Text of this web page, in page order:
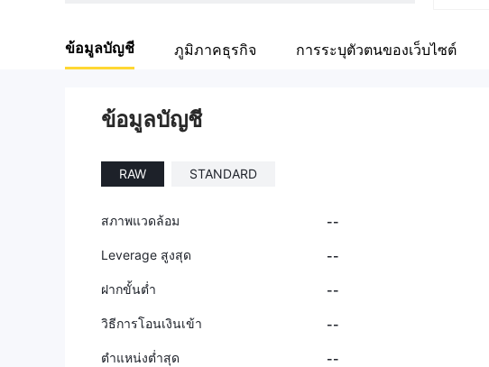
8
9
9
ชื่อบริ
ข้อมูลบัญชี ภูมิภาคธุรกิจ การระบุตัวตนของเว็บไซต์
ข้อมูลบัญชี
RAW STANDARD
สภาพแวดล้อม --
Leverage สูงสุด --
ฝากขั้นต่ำ --
วิธีการโอนเงินเข้า --
ตำแหน่งต่ำสุด --